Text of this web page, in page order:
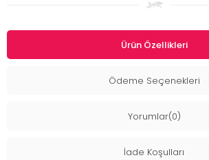
Ürün Özellikleri
Ödeme Seçenekleri
Yorumlar(0)
İade Koşulları